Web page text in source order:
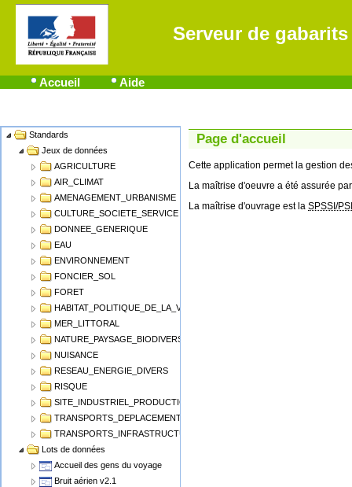
Serveur de gabarits
Accueil Aide
Name Standards
Jeux de données
AGRICULTURE
AIR_CLIMAT
AMENAGEMENT_URBANISME
CULTURE_SOCIETE_SERVICE
DONNEE_GENERIQUE
EAU
ENVIRONNEMENT
FONCIER_SOL
FORET
HABITAT_POLITIQUE_DE_LA_VILLE
MER_LITTORAL
NATURE_PAYSAGE_BIODIVERSITE
NUISANCE
RESEAU_ENERGIE_DIVERS
RISQUE
SITE_INDUSTRIEL_PRODUCTION
TRANSPORTS_DEPLACEMENT
TRANSPORTS_INFRASTRUCTURE
Lots de données
Accueil des gens du voyage
Bruit aérien v2.1
Page d'accueil
Cette application permet la gestion
La maîtrise d'oeuvre a été assurée
La maîtrise d'ouvrage est la SPSSI/